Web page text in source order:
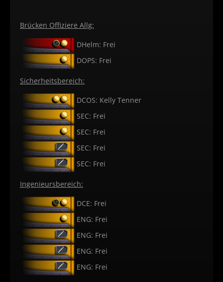
Brücken Offiziere Allg:
DHelm: Frei
DOPS: Frei
Sicherheitsbereich:
DCOS: Kelly Tenner
SEC: Frei
SEC: Frei
SEC: Frei
SEC: Frei
Ingenieursbereich:
DCE: Frei
ENG: Frei
ENG: Frei
ENG: Frei
ENG: Frei